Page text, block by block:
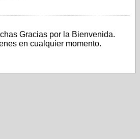
Gracias por la Bienvenida.
en cualquier momento.